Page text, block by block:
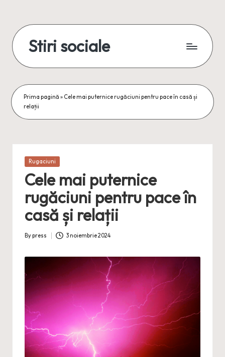
content
Stiri sociale
conexiuni
reale
Prima pagină » Cele mai puternice rugăciuni pentru pace în casă și
relații
Posted
Rugaciuni
Cele mai puternice
rugăciuni pentru pace în
casă și relații
Posted
Bypress 3 noiembrie 2024